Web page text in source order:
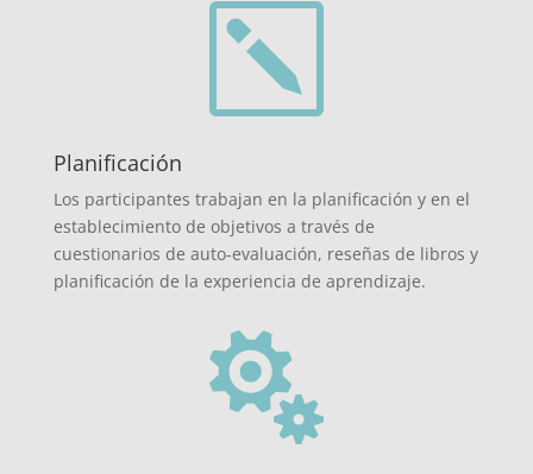
k
Planificación
Los participantes trabajan en la planificación y en el
establecimiento de objetivos a través de
cuestionarios de auto-evaluación, reseñas de libros y
planificación de la experiencia de aprendizaje.
